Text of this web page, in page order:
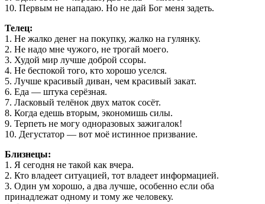
10. Первым не нападаю. Но не дай Бог меня задеть.
Телец:
1. Не жалко денег на покупку, жалко на гулянку.
2. Не надо мне чужого, не трогай моего.
3. Худой мир лучше доброй ссоры.
4. Не беспокой того, кто хорошо уселся.
5. Лучше красивый диван, чем красивый закат.
6. Еда — штука серёзная.
7. Ласковый телёнок двух маток сосёт.
8. Когда едешь вторым, экономишь силы.
9. Терпеть не могу одноразовых зажигалок!
10. Дегустатор — вот моё истинное призвание.
Близнецы:
1. Я сегодня не такой как вчера.
2. Кто владеет ситуацией, тот владеет информацией.
3. Один ум хорошо, а два лучше, особенно если оба
принадлежат одному и тому же человеку.